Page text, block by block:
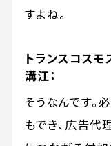
すよね。
トランスコスモ
溝江：
そうなんです。
もでき、広告代